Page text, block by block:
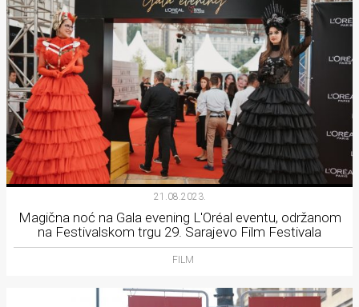
21.08.2023.
Magična noć na Gala evening L'Oréal eventu, održanom
na Festivalskom trgu 29. Sarajevo Film Festivala
FILM